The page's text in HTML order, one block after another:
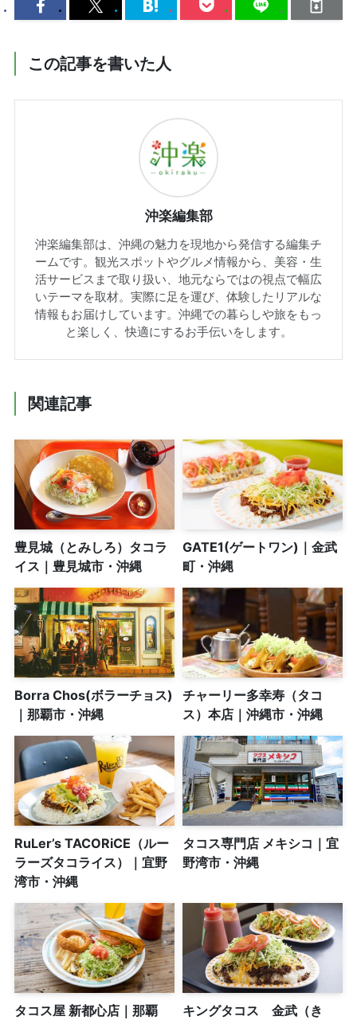
この記事を書いた人
沖楽編集部
沖楽編集部は、沖縄の魅力を現地から発信する編集チ
ームです。観光スポットやグルメ情報から、美容・生
活サービスまで取り扱い、地元ならではの視点で幅広
いテーマを取材。実際に足を運び、体験したリアルな
情報もお届けしています。沖縄での暮らしや旅をもっ
と楽しく、快適にするお手伝いをします。
関連記事
豊見城（とみしろ）タコラ
イス｜豊見城市・沖縄
GATE1(ゲートワン)｜金武
町・沖縄
Borra Chos(ボラーチョス)
｜那覇市・沖縄
チャーリー多幸寿（タコ
ス）本店｜沖縄市・沖縄
RuLer’s TACORiCE（ルー
ラーズタコライス）｜宜野
湾市・沖縄
タコス専門店 メキシコ｜宜
野湾市・沖縄
タコス屋 新都心店｜那覇
キングタコス 金武（き